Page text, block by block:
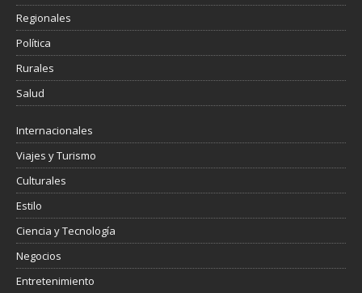
Regionales
Política
Rurales
Salud
Internacionales
Viajes y Turismo
Culturales
Estilo
Ciencia y Tecnología
Negocios
Entretenimiento